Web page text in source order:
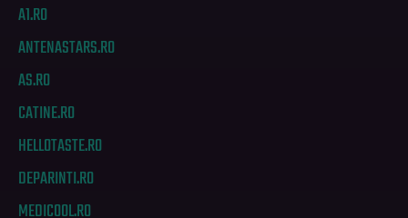
A1.RO
ANTENASTARS.RO
AS.RO
CATINE.RO
HELLOTASTE.RO
DEPARINTI.RO
MEDICOOL.RO